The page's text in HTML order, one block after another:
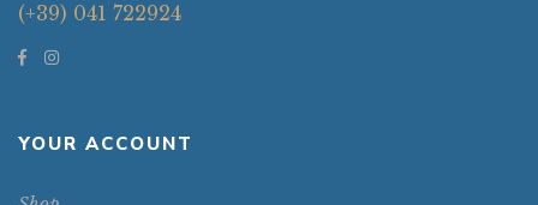
(+39) 041 722924
YOUR ACCOUNT